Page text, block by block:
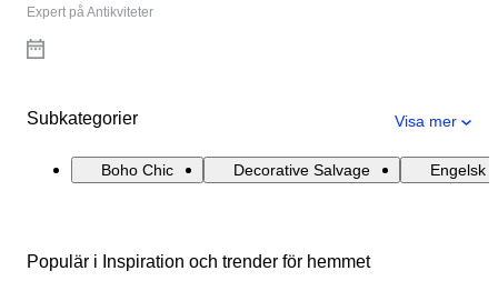
Expert på Antikviteter
Subkategorier Visa mer
Boho Chic Decorative Salvage Engelsk
Populär i Inspiration och trender för hemmet